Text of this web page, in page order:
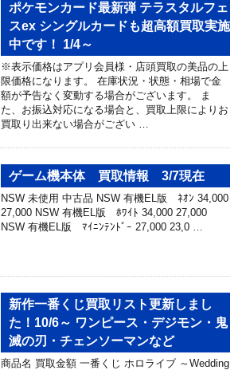
ポケモンカード最新弾 テラスタルフェ
スex シングルカードも超高額買取実施
中です！ 1/4～
※表示価格はアプリ会員様・店頭買取の美品の上
限価格になります。 在庫状況・状態・相場で金
額が予告なく変動する場合がございます。 ま
た、お振込対応になる場合と、買取上限によりお
買取り出来ない場合がござい …
ゲーム機本体 買取情報 3/7現在
NSW 未使用 中古品 NSW 有機EL版 ﾈｵﾝ 34,000
27,000 NSW 有機EL版 ﾎﾜｲﾄ 34,000 27,000
NSW 有機EL版 ﾏｲﾆﾝﾃﾝﾄﾞｰ 27,000 23,0 …
新作一番くじ買取リスト更新しまし
た！10/6～ ワンピース・デジモン・鬼
滅の刃・チェンソーマンなど
商品名 買取金額 一番くじ ホロライブ ～Wedding